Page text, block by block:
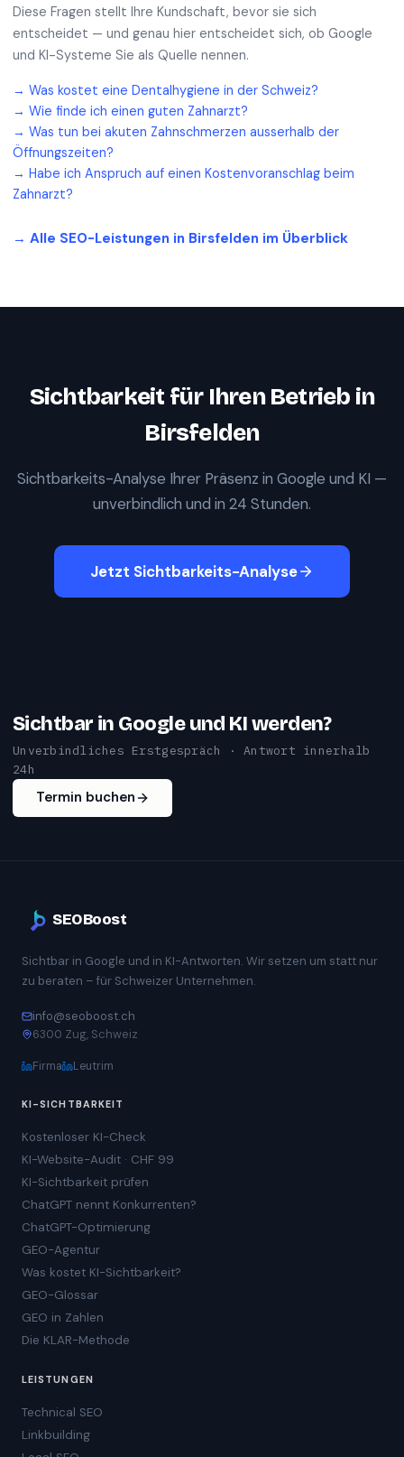
Diese Fragen stellt Ihre Kundschaft, bevor sie sich
entscheidet — und genau hier entscheidet sich, ob Google
und KI-Systeme Sie als Quelle nennen.
→ Was kostet eine Dentalhygiene in der Schweiz?
→ Wie finde ich einen guten Zahnarzt?
→ Was tun bei akuten Zahnschmerzen ausserhalb der
Öffnungszeiten?
→ Habe ich Anspruch auf einen Kostenvoranschlag beim
Zahnarzt?
→ Alle SEO-Leistungen in Birsfelden im Überblick
Sichtbarkeit für Ihren Betrieb in
Birsfelden
Sichtbarkeits-Analyse Ihrer Präsenz in Google und KI —
unverbindlich und in 24 Stunden.
Jetzt Sichtbarkeits-Analyse
Sichtbar in Google und KI werden?
Unverbindliches Erstgespräch · Antwort innerhalb
24h
Termin buchen
SEOBoost
Sichtbar in Google und in KI-Antworten. Wir setzen um statt nur
zu beraten – für Schweizer Unternehmen.
info@seoboost.ch
6300 Zug, Schweiz
Firma Leutrim
KI-SICHTBARKEIT
Kostenloser KI-Check
KI-Website-Audit · CHF 99
KI-Sichtbarkeit prüfen
ChatGPT nennt Konkurrenten?
ChatGPT-Optimierung
GEO-Agentur
Was kostet KI-Sichtbarkeit?
GEO-Glossar
GEO in Zahlen
Die KLAR-Methode
LEISTUNGEN
Technical SEO
Linkbuilding